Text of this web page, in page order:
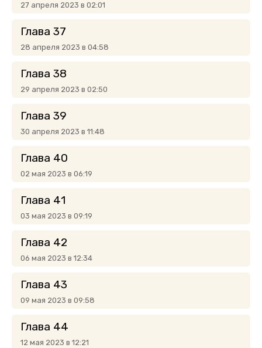
27 апреля 2023 в 02:01
Глава 37
28 апреля 2023 в 04:58
Глава 38
29 апреля 2023 в 02:50
Глава 39
30 апреля 2023 в 11:48
Глава 40
02 мая 2023 в 06:19
Глава 41
03 мая 2023 в 09:19
Глава 42
06 мая 2023 в 12:34
Глава 43
09 мая 2023 в 09:58
Глава 44
12 мая 2023 в 12:21